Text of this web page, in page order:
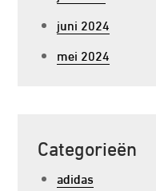
juni 2024
mei 2024
Categorieën
adidas